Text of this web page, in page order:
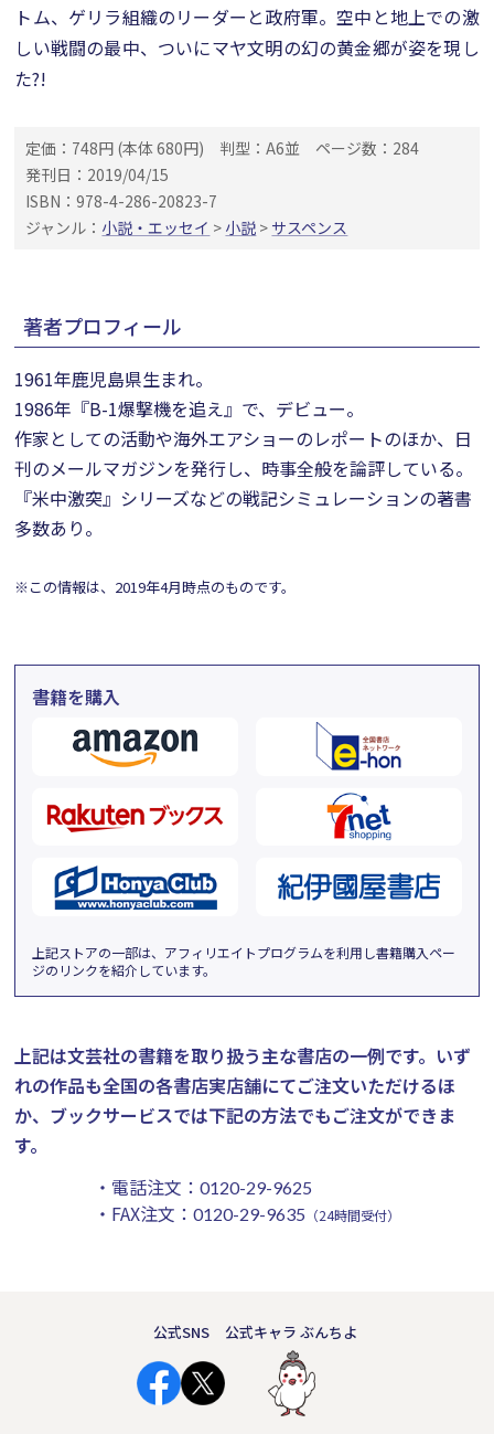
トム、ゲリラ組織のリーダーと政府軍。空中と地上での激
しい戦闘の最中、ついにマヤ文明の幻の黄金郷が姿を現し
た?!
定価：748円 (本体 680円) 判型：A6並
ページ数：284
発刊日：2019/04/15
ISBN：978-4-286-20823-7
ジャンル： 小説・エッセイ > 小説 > サスペンス
著者プロフィール
1961年鹿児島県生まれ。
1986年『B-1爆撃機を追え』で、デビュー。
作家としての活動や海外エアショーのレポートのほか、日
刊のメールマガジンを発行し、時事全般を論評している。
『米中激突』シリーズなどの戦記シミュレーションの著書
多数あり。
※この情報は、2019年4月時点のものです。
書籍を購入
上記ストアの一部は、アフィリエイトプログラムを利用し書籍購入ペー
ジのリンクを紹介しています。
上記は文芸社の書籍を取り扱う主な書店の一例です。 いず
れの作品も全国の各書店実店舗にてご注文いただけるほ
か、ブックサービスでは下記の方法でもご注文ができま
す。
・電話注文： 0120-29-9625
・FAX注文： 0120-29-9635 （24時間受付）
公式SNS 公式キャラ ぶんちよ